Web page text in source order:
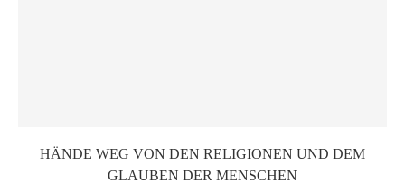
HÄNDE WEG VON DEN RELIGIONEN UND DEM
GLAUBEN DER MENSCHEN